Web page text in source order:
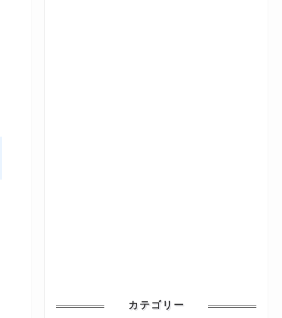
カテゴリー